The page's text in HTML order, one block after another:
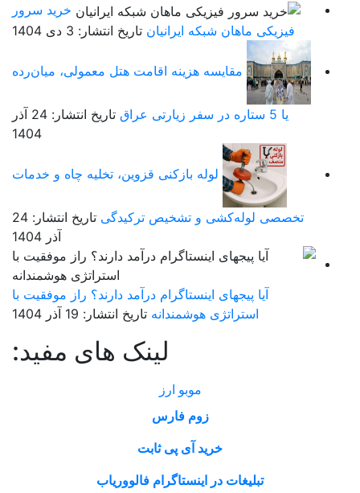
خرید سرور
فیزیکی ماهان شبکه ایرانیان تاریخ انتشار: 3 دی 1404
مقایسه هزینه اقامت هتل معمولی، میان‌رده
تاریخ انتشار: 24 آذر
1404
لوله بازکنی قزوین، تخلیه چاه و خدمات
تخصصی لوله‌کشی و تشخیص ترکیدگی
تاریخ انتشار: 24
آیا پیجهای اینستاگرام درآمد دارند؟ راز موفقیت با
استراتژی هوشمندانه تاریخ انتشار: 19 آذر 1404
لینک های مفید:
موبو ارز
زوم فارس
خرید آی پی ثابت
تبلیغات در اینستاگرام فالووریاب